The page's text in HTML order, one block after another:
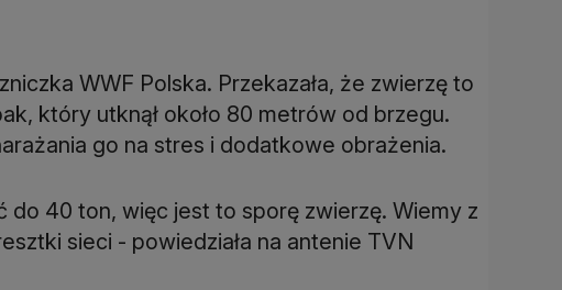
WWF Polska. Przekazała, że zwierzę to
który utknął około 80 metrów od brzegu.
go na stres i dodatkowe obrażenia.
40 ton, więc jest to sporę zwierzę. Wiemy z
sieci - powiedziała na antenie TVN